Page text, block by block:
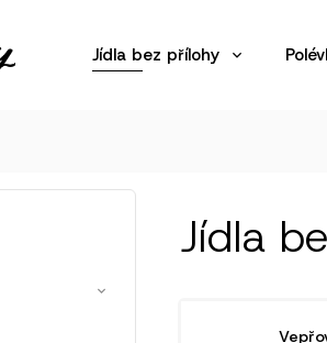
Jídla bez přílohy
Jídla